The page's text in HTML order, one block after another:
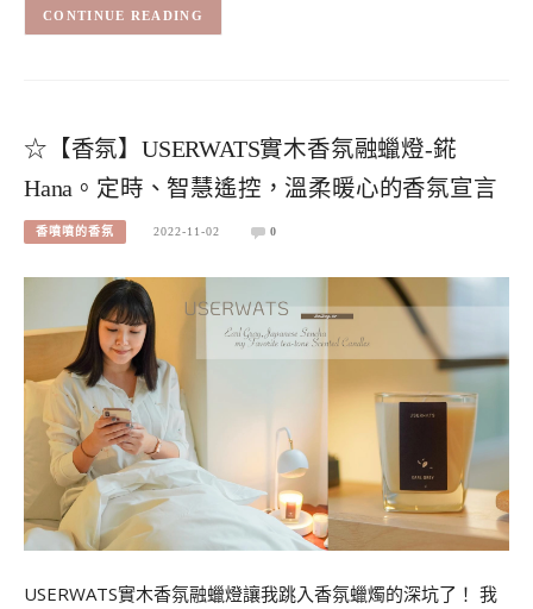
CONTINUE READING
☆【香氛】USERWATS實木香氛融蠟燈-錵
Hana。定時、智慧遙控，溫柔暖心的香氛宣言
香噴噴的香氛 2022-11-02 0
USERWATS實木香氛融蠟燈讓我跳入香氛蠟燭的深坑了！ 我